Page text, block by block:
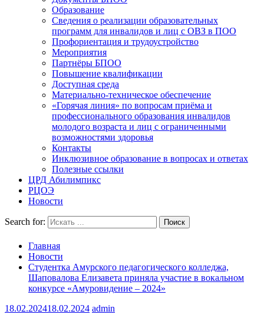
Образование
Сведения о реализации образовательных
программ для инвалидов и лиц с ОВЗ в ПОО
Профориентация и трудоустройство
Мероприятия
Партнёры БПОО
Повышение квалификации
Доступная среда
Материально-техническое обеспечение
«Горячая линия» по вопросам приёма и
профессионального образования инвалидов
молодого возраста и лиц с ограниченными
возможностями здоровья
Контакты
Инклюзивное образование в вопросах и ответах
Полезные ссылки
ЦРД Абилимпикс
РЦОЭ
Новости
Search for:
Главная
Новости
Студентка Амурского педагогического колледжа,
Шаповалова Елизавета приняла участие в вокальном
конкурсе «Амуровидение – 2024»
18.02.202418.02.2024 admin